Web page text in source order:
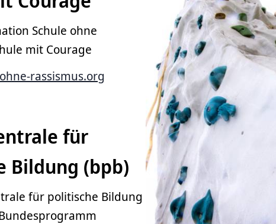
Schule ohne
mit Courage
rassismus.org
für
Bildung (bpb)
für politische Bildung